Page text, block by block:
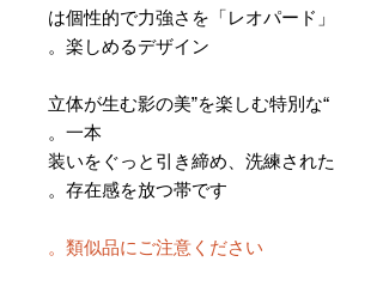
「レオパード」は個性的で力強さを
楽しめるデザイン。
“立体が生む影の美”を楽しむ特別な
一本。
装いをぐっと引き締め、洗練された
存在感を放つ帯です。
類似品にご注意ください。